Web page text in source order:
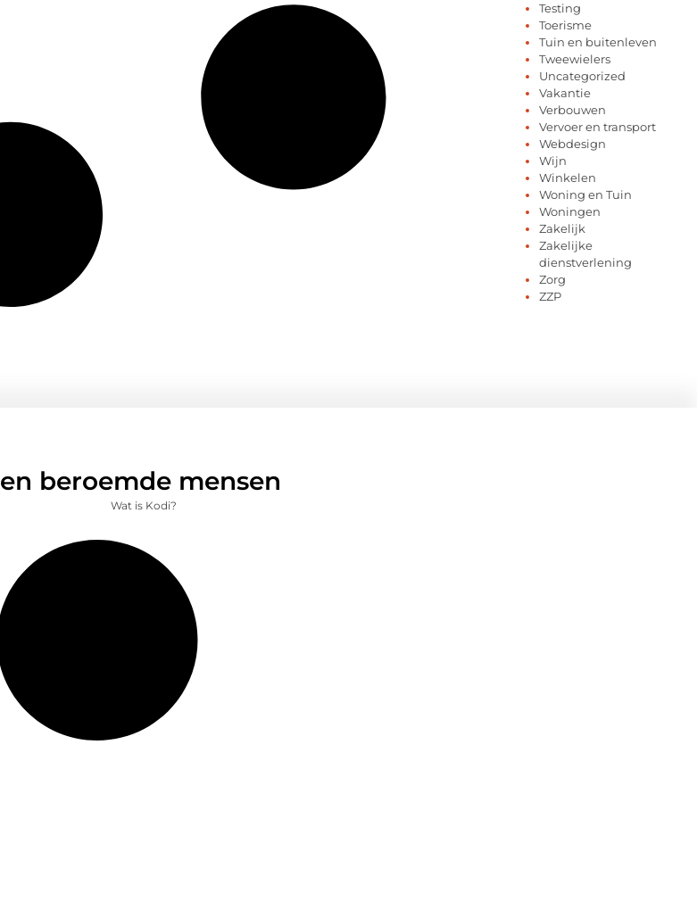
Testing
Toerisme
Tuin en buitenleven
Tweewielers
Uncategorized
Vakantie
Verbouwen
Vervoer en transport
Webdesign
Wijn
Winkelen
Woning en Tuin
Woningen
Zakelijk
Zakelijke
dienstverlening
Zorg
ZZP
en beroemde mensen
Wat is Kodi?